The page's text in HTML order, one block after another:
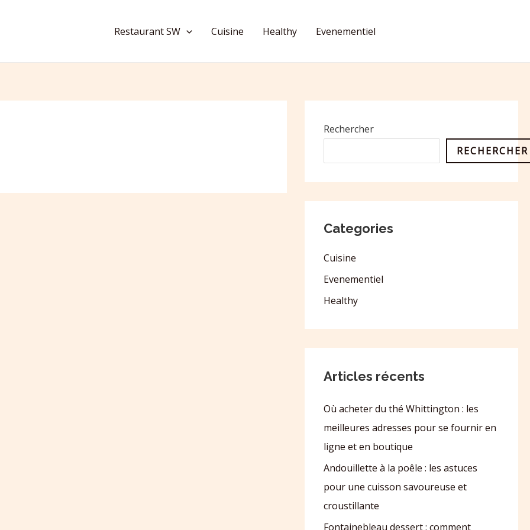
Restaurant SW Cuisine Healthy Evenementiel
Rechercher
RECHERCHER
Categories
Cuisine
Evenementiel
Healthy
Articles récents
Où acheter du thé Whittington : les
meilleures adresses pour se fournir en
ligne et en boutique
Andouillette à la poêle : les astuces
pour une cuisson savoureuse et
croustillante
Fontainebleau dessert : comment